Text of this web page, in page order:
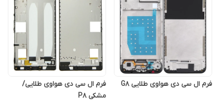
فرم ال سی دی هواوی طلایی G8
فرم ال سی دی هواوی طلایی/
مشکی P8